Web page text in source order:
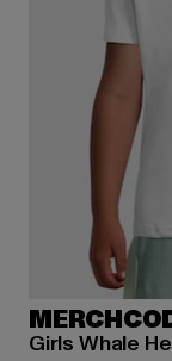
Girls Whale